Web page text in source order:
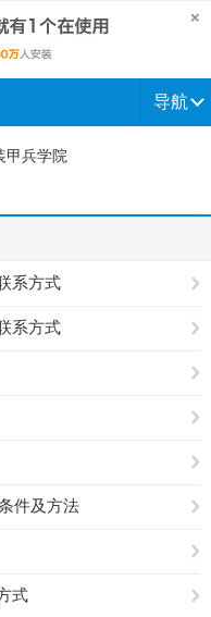
导航
系方式
系方式
件及方法
式